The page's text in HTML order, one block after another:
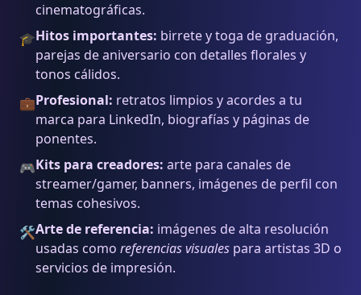
cinematográficas.
🎓Hitos importantes: birrete y toga de graduación,
parejas de aniversario con detalles florales y
tonos cálidos.
💼Profesional: retratos limpios y acordes a tu
marca para LinkedIn, biografías y páginas de
ponentes.
🎮Kits para creadores: arte para canales de
streamer/gamer, banners, imágenes de perfil con
temas cohesivos.
🛠️Arte de referencia: imágenes de alta resolución
usadas como referencias visuales para artistas 3D o
servicios de impresión.